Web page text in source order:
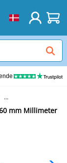
mm Millimeter